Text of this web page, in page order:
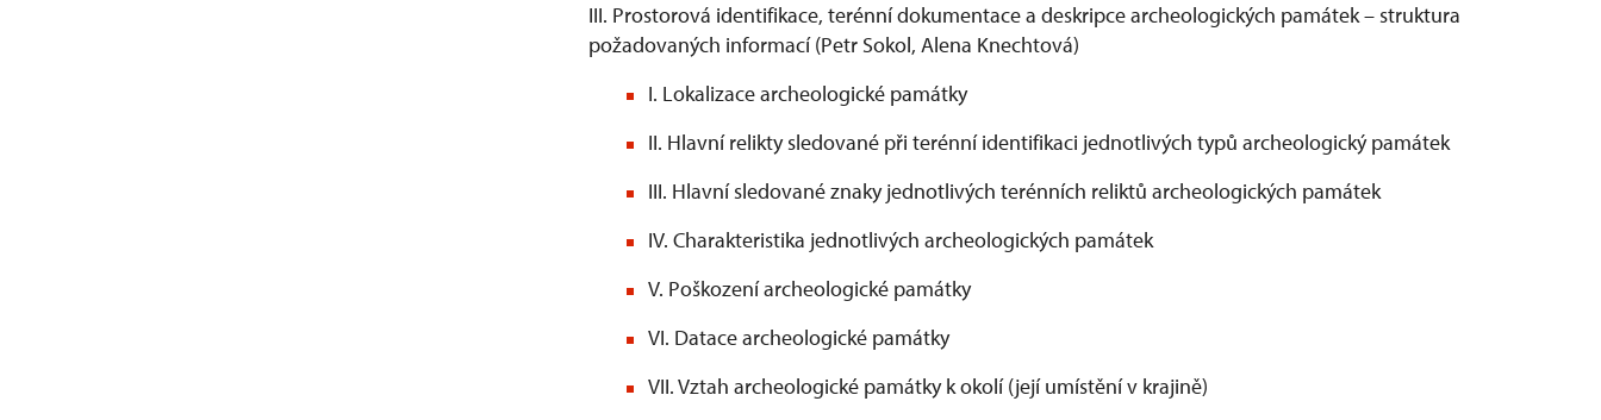
III. Prostorová identifikace, terénní dokumentace a deskripce archeologických památek – struktura
požadovaných informací (Petr Sokol, Alena Knechtová)
I. Lokalizace archeologické památky
II. Hlavní relikty sledované při terénní identifikaci jednotlivých typů archeologický památek
III. Hlavní sledované znaky jednotlivých terénních reliktů archeologických památek
IV. Charakteristika jednotlivých archeologických památek
V. Poškození archeologické památky
VI. Datace archeologické památky
VII. Vztah archeologické památky k okolí (její umístění v krajině)